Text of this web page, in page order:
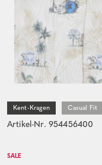
Kent-Kragen Casual Fit
Artikel-Nr. 954456400
SALE